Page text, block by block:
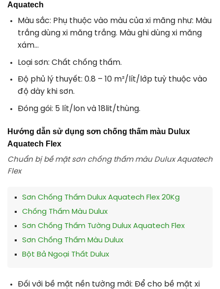
Aquatech
Màu sắc: Phụ thuộc vào màu của xi măng như: Màu
trắng dùng xi măng trắng. Màu ghi dùng xi măng
xám…
Loại sơn: Chất chống thấm.
Độ phủ lý thuyết: 0.8 – 10 m²/lít/lớp tuỳ thuộc vào
độ dày khi sơn.
Đóng gói: 5 lít/lon và 18lit/thùng.
Hướng dẫn sử dụng sơn chống thấm màu Dulux
Aquatech Flex
Chuẩn bị bề mặt sơn chống thấm màu Dulux Aquatech
Flex
Sơn Chống Thấm Dulux Aquatech Flex 20Kg
Chống Thấm Màu Dulux
Sơn Chống Thấm Tường Dulux Aquatech Flex
Sơn Chống Thấm Màu Dulux
Bột Bả Ngoại Thất Dulux
Đối với bề mặt nền tường mới: Để cho bề mặt xi